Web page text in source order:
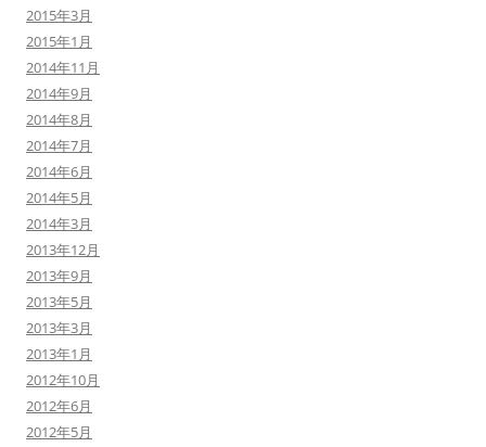
2015年3月
2015年1月
2014年11月
2014年9月
2014年8月
2014年7月
2014年6月
2014年5月
2014年3月
2013年12月
2013年9月
2013年5月
2013年3月
2013年1月
2012年10月
2012年6月
2012年5月